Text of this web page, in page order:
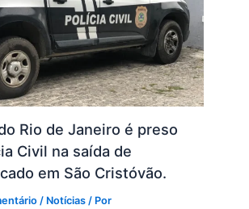
Rio de Janeiro é preso
Civil na saída de
em São Cristóvão.
/ Notícias / Por